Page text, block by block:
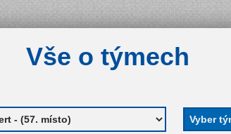
Vše o týmech